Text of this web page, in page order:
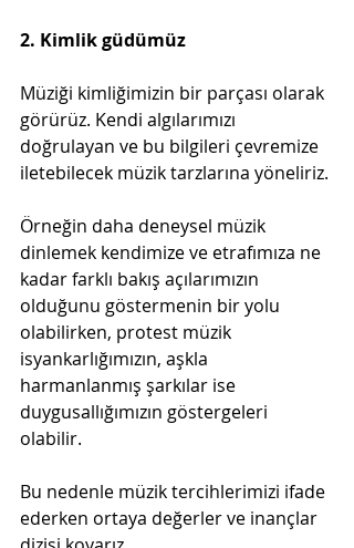
2. Kimlik güdümüz
Müziği kimliğimizin bir parçası olarak
görürüz. Kendi algılarımızı
doğrulayan ve bu bilgileri çevremize
iletebilecek müzik tarzlarına yöneliriz.
Örneğin daha deneysel müzik
dinlemek kendimize ve etrafımıza ne
kadar farklı bakış açılarımızın
olduğunu göstermenin bir yolu
olabilirken, protest müzik
isyankarlığımızın, aşkla
harmanlanmış şarkılar ise
duygusallığımızın göstergeleri
olabilir.
Bu nedenle müzik tercihlerimizi ifade
ederken ortaya değerler ve inançlar